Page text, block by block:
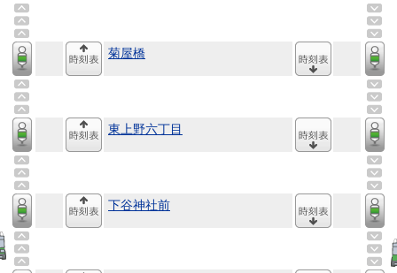
菊屋橋
東上野六丁目
下谷神社前